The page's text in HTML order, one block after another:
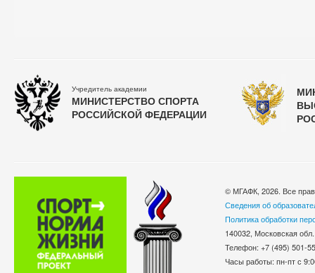
Учредитель академии
МИНИСТЕРСТВО СПОРТА
РОССИЙСКОЙ ФЕДЕРАЦИИ
© МГАФК, 2026. Все
Сведения об
Политика обработки
140032, Московская
Телефон: +7 (495)
Часы работы: пн-пт с